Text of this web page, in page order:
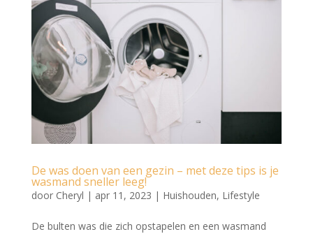
De was doen van een gezin – met deze tips is je
wasmand sneller leeg!
door Cheryl | apr 11, 2023 | Huishouden, Lifestyle
De bulten was die zich opstapelen en een wasmand